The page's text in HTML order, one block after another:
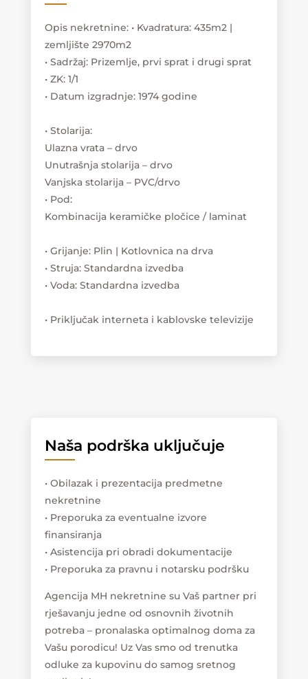
Opis nekretnine: • Kvadratura: 435m2 |
zemljište 2970m2
• Sadržaj: Prizemlje, prvi sprat i drugi sprat
• ZK: 1/1
• Datum izgradnje: 1974 godine
• Stolarija:
Ulazna vrata – drvo
Unutrašnja stolarija – drvo
Vanjska stolarija – PVC/drvo
• Pod:
Kombinacija keramičke pločice / laminat
• Grijanje: Plin | Kotlovnica na drva
• Struja: Standardna izvedba
• Voda: Standardna izvedba
• Priključak interneta i kablovske televizije
Naša podrška uključuje
• Obilazak i prezentacija predmetne
nekretnine
• Preporuka za eventualne izvore
finansiranja
• Asistencija pri obradi dokumentacije
• Preporuka za pravnu i notarsku podršku
Agencija MH nekretnine su Vaš partner pri
rješavanju jedne od osnovnih životnih
potreba – pronalaska optimalnog doma za
Vašu porodicu! Uz Vas smo od trenutka
odluke za kupovinu do samog sretnog